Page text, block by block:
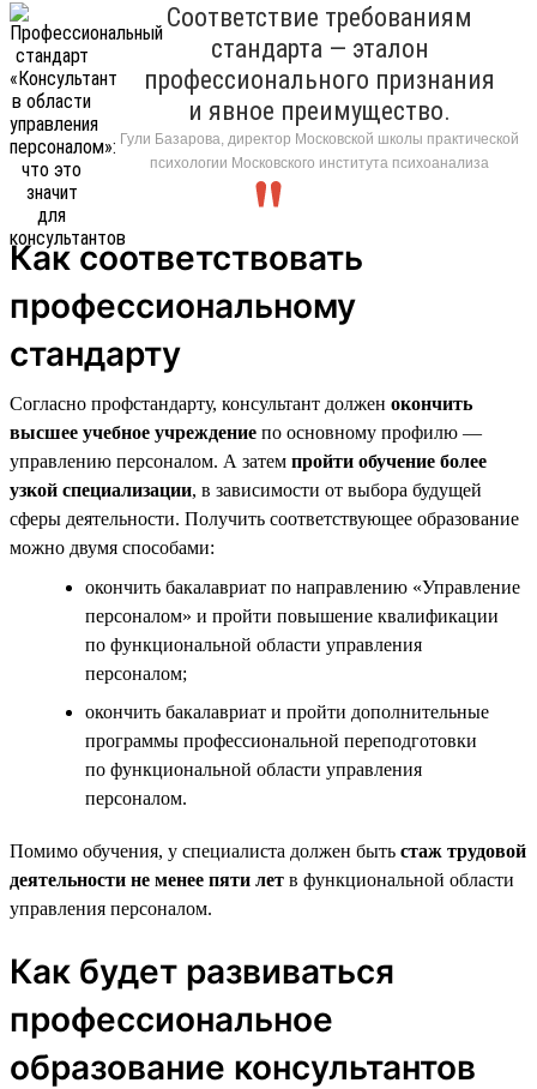
Соответствие требованиям
стандарта — эталон
профессионального признания
и явное преимущество.
Гули Базарова, директор Московской школы практической
психологии Московского института психоанализа
Как соответствовать
профессиональному
стандарту
Согласно профстандарту, консультант должен окончить
высшее учебное учреждение по основному профилю —
управлению персоналом. А затем пройти обучение более
узкой специализации, в зависимости от выбора будущей
сферы деятельности. Получить соответствующее образование
можно двумя способами:
окончить бакалавриат по направлению «Управление
персоналом» и пройти повышение квалификации
по функциональной области управления
персоналом;
окончить бакалавриат и пройти дополнительные
программы профессиональной переподготовки
по функциональной области управления
персоналом.
Помимо обучения, у специалиста должен быть стаж трудовой
деятельности не менее пяти лет в функциональной области
управления персоналом.
Как будет развиваться
профессиональное
образование консультантов